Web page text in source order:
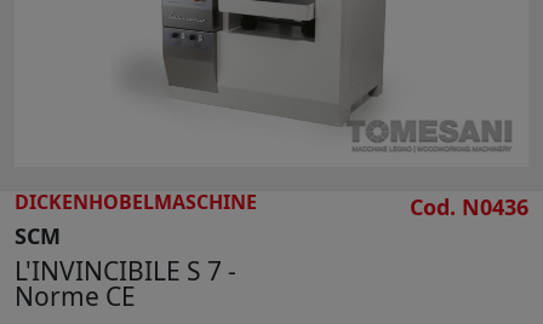
SUCHE
DICKENHOBELMASCHINE
SCM
L'INVINCIBILE S 7 -
Norme CE
Cod. N0436